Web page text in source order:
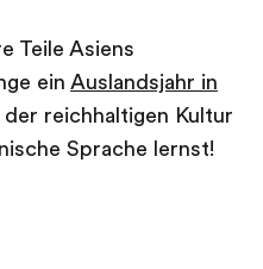
Teile Asiens
ein Auslandsjahr in
reichhaltigen Kultur
Sprache lernst!